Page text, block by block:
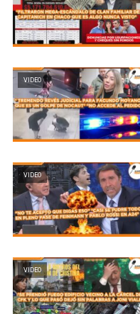
VIDEO
VIDEO
VIDEO